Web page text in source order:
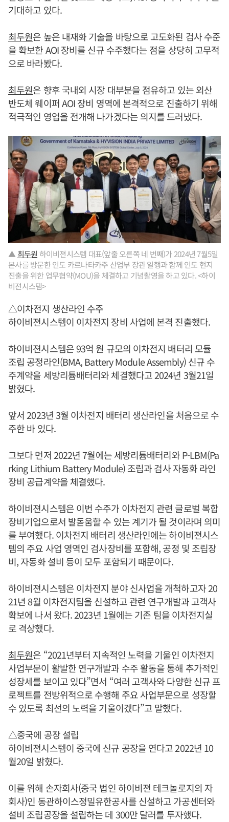
기대하고 있다.
최두원은 높은 내재화 기술을 바탕으로 고도화된 검사 수준
을 확보한 AOI 장비를 신규 수주했다는 점을 상당히 고무적
으로 바라봤다.
최두원은 향후 국내외 시장 대부분을 점유하고 있는 외산
반도체 웨이퍼 AOI 장비 영역에 본격적으로 진출하기 위해
적극적인 영업을 전개해 나가겠다는 의지를 드러냈다.
▲최두원 하이비젼시스템 대표(앞줄 오른쪽 네 번째)가 2024년 7월5일
본사를 방문한 인도 카르나타카주 산업부 장관 일행과 함께 인도 현지
진출을 위한 업무협약(MOU)을 체결하고 기념촬영을 하고 있다. <하이
비젼시스템>
△이차전지 생산라인 수주
하이비젼시스템이 이차전지 장비 사업에 본격 진출했다.
하이비젼시스템은 93억 원 규모의 이차전지 배터리 모듈
조립 공정라인(BMA, Battery Module Assembly) 신규 수
주계약을 세방리튬배터리와 체결했다고 2024년 3월21일
밝혔다.
앞서 2023년 3월 이차전지 배터리 생산라인을 처음으로 수
주한 바 있다.
그보다 먼저 2022년 7월에는 세방리튬배터리와 P-LBM(Pa
rking Lithium Battery Module) 조립과 검사 자동화 라인
장비 공급계약을 체결했다.
하이비젼시스템은 이번 수주가 이차전지 관련 글로벌 복합
장비기업으로서 발돋움할 수 있는 계기가 될 것이라며 의미
를 부여했다. 이차전지 배터리 생산라인에는 하이비젼시스
템의 주요 사업 영역인 검사장비를 포함해, 공정 및 조립장
비, 자동화 설비 등이 모두 포함되기 때문이다.
하이비젼시스템은 이차전지 분야 신사업을 개척하고자 20
21년 8월 이차전지팀을 신설하고 관련 연구개발과 고객사
확보에 나서 왔다. 2023년 1월에는 기존 팀을 이차전지실
로 격상했다.
최두원은 “2021년부터 지속적인 노력을 기울인 이차전지
사업부문이 활발한 연구개발과 수주 활동을 통해 추가적인
성장세를 보이고 있다”면서 “여러 고객사와 다양한 신규 프
로젝트를 전방위적으로 수행해 주요 사업부문으로 성장할
수 있도록 최선의 노력을 기울이겠다”고 말했다.
△중국에 공장 설립
하이비젼시스템이 중국에 신규 공장을 연다고 2022년 10
월20일 밝혔다.
이를 위해 손자회사(중국 법인 하이비젼 테크놀로지의 자
회사)인 동관하이스정밀유한공사를 신설하고 가공센터와
설비 조립공장을 설립하는 데 300만 달러를 투자했다.